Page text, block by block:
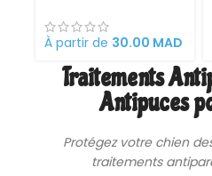
Brossage, Massage,
Bain et Récupération
Chat et Chien en
Silicone Convient à
Toutes Tailles de
À partir de 30.00 MAD
Traitements
Antipuces
Protégez votre chien
traitements